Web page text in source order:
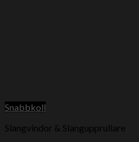
Snabbkoll
Slangvindor & Slangupprullare